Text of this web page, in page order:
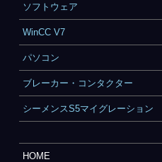
ソフトウェア
WinCC V7
パソコン
ブレーカー・コンタクター
シーメンスS5マイグレーション
HOME